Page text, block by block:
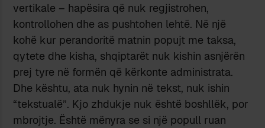
vertikale – hapësira që nuk regjistrohen,
kontrollohen dhe as pushtohen lehtë. Në një
kohë kur perandoritë matnin popujt me taksa,
qytete dhe kisha, shqiptarët nuk kishin asnjërën
prej tyre në formën që kërkonte administrata.
Dhe kështu, ata nuk hynin në tekst, nuk ishin
“tekstualë”. Kjo zhdukje nuk është boshllëk, por
mbrojtje. Është mënyra se si një popull ruan